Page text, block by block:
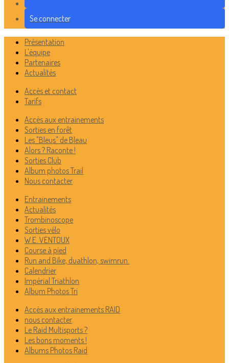
Se connecter
Présentation
L'équipe
Partenaires
Actualités
Accès et contact
Tarifs
Accès aux entrainements
Sorties en forêt
Les "Bleus" de Bleau
Alors ? Raconte !
Sorties Club
Album photos Trail
Nous contacter
Entrainements
Actualités
Trombinoscope
Sorties vélo
W.E. VENTOUX
Course à pied
Run and Bike, duathlon, swimrun.
Calendrier
Impérial Triathlon
Album Photos Tri
Accès aux entrainements RAID
nous contacter
Le Raid Multisports ?
Les bons moments !
Albums Photos Raid